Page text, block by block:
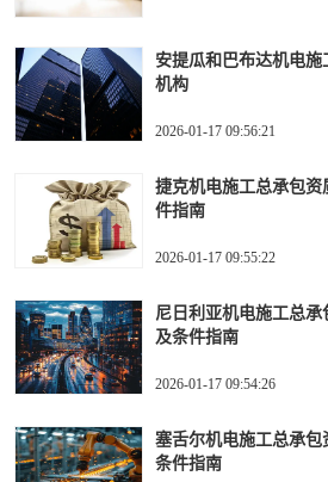
安提瓜和巴布达机电
机构
2026-01-17 09:56:21
捷克机电施工总承包
件指南
2026-01-17 09:55:22
尼日利亚机电施工总
及条件指南
2026-01-17 09:54:26
塞舌尔机电施工总承
条件指南